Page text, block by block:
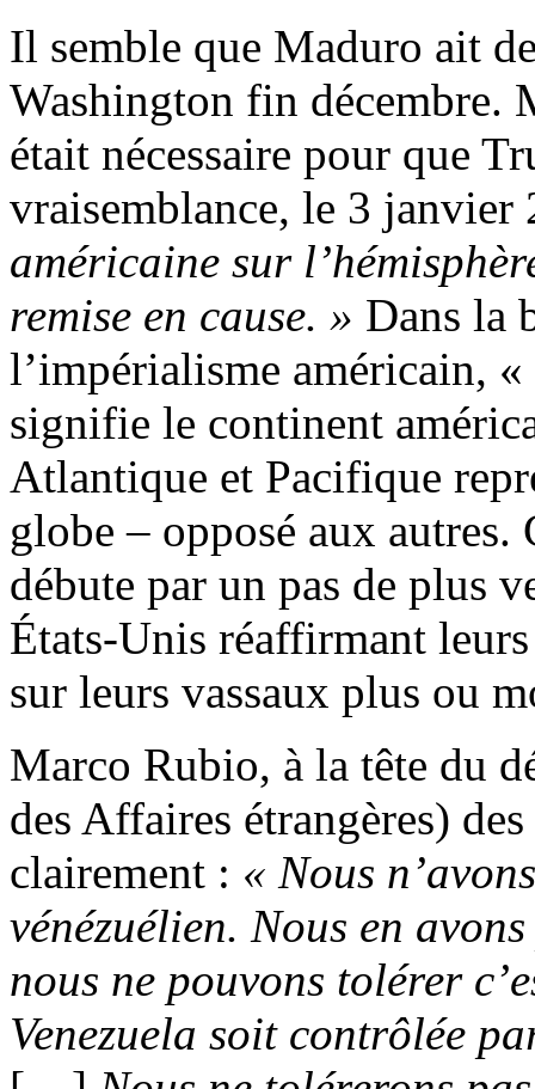
Il semble que Maduro ait
Washington fin décembre.
était nécessaire pour que
vraisemblance, le 3
américaine sur
remise en cause. » Dans la
l’impérialisme américain,
signifie le continent
Atlantique et Pacifique
globe – opposé aux autres.
débute par un pas de plus
États-Unis réaffirmant
sur leurs vassaux plus ou
Marco Rubio, à la tête du
des Affaires étrangères)
clairement : « Nous
vénézuélien. Nous en
nous ne pouvons tolérer
Venezuela soit contrôlée